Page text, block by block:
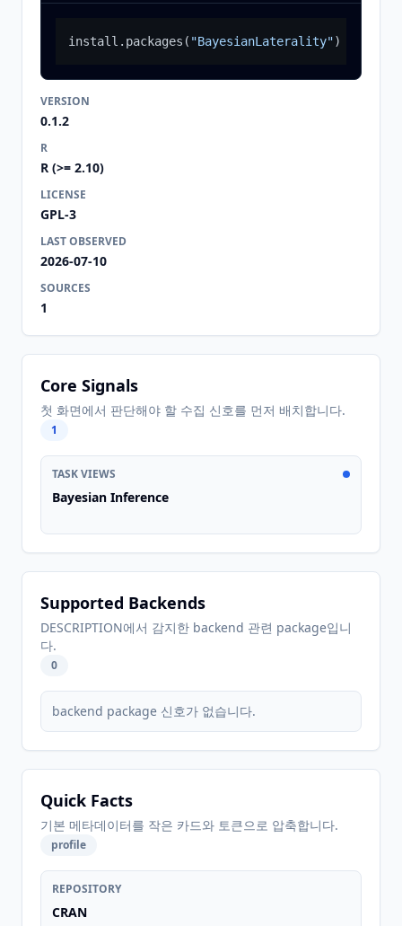
install.packages ( "BayesianLaterality")
VERSION
0.1.2
R
R (>= 2.10)
LICENSE
GPL-3
LAST OBSERVED
2026-07-10
SOURCES
1
Core Signals
첫 화면에서 판단해야 할 수집 신호를 먼저 배치합니다.
1
TASK VIEWS
Bayesian Inference
Supported Backends
DESCRIPTION에서 감지한 backend 관련 package입니
다.
0
backend package 신호가 없습니다.
Quick Facts
기본 메타데이터를 작은 카드와 토큰으로 압축합니다.
profile
REPOSITORY
CRAN